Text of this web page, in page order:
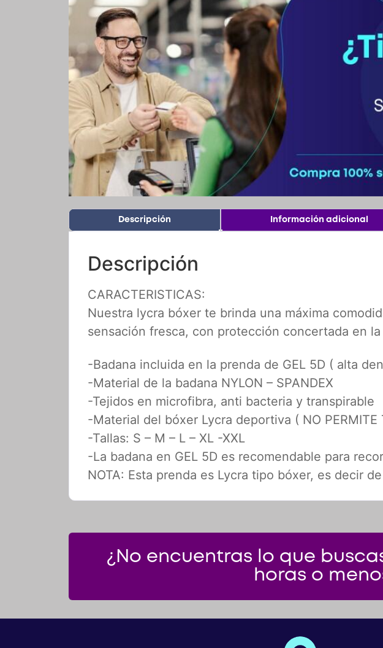
Descripción Información adicional
Descripción
CARACTERISTICAS:
Nuestra lycra bóxer te brinda una máxima
sensación fresca, con protección concertada en
-Badana incluida en la prenda de GEL 5D ( alta
-Material de la badana NYLON – SPANDEX
-Tejidos en microfibra, anti bacteria y transpirable
-Material del bóxer Lycra deportiva ( NO PERMITE
-Tallas: S – M – L – XL -XXL
-La badana en GEL 5D es recomendable para
NOTA: Esta prenda es Lycra tipo bóxer, es decir
¿No encuentras lo que
horas o